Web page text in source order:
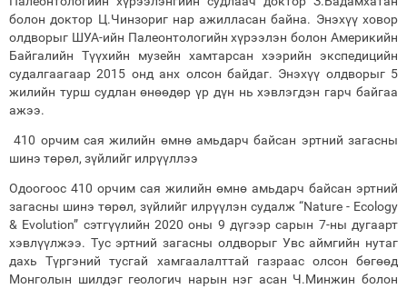
болон доктор Ц.Чинзориг нар ажилласан байна. Энэхүү ховор
олдворыг ШУА-ийн Палеонтологийн хүрээлэн болон Америкийн
Байгалийн Түүхийн музейн хамтарсан хээрийн экспедицийн
судалгаагаар 2015 онд анх олсон байдаг. Энэхүү олдворыг 5
жилийн турш судлан өнөөдөр үр дүн нь хэвлэгдэн гарч байгаа
ажээ.
410 орчим сая жилийн өмнө амьдарч байсан эртний загасны
шинэ төрөл, зүйлийг илрүүллээ
Одоогоос 410 орчим сая жилийн өмнө амьдарч байсан эртний
загасны шинэ төрөл, зүйлийг илрүүлэн судалж “Nature - Ecology
& Evolution” сэтгүүлийн 2020 оны 9 дүгээр сарын 7-ны дугаарт
хэвлүүлжээ. Тус эртний загасны олдворыг Увс аймгийн нутаг
дахь Түргэний тусгай хамгаалалттай газраас олсон бөгөөд
Монголын шилдэг геологич нарын нэг асан Ч.Минжин болон